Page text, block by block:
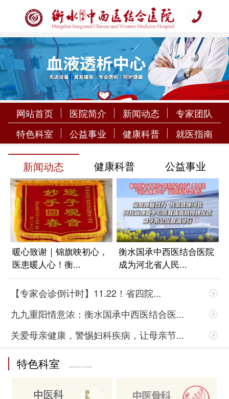
网站首页 医院简介 新闻动态
专家团队
特色科室
公益事业 健康科普 就医指南
新闻动态 健康科普 公益事业
暖心致谢｜锦旗映初心，
医患暖人心！衡...
衡水国承中西医结合医院
成为河北省人民...
【专家会诊倒计时】11.22！省四院...
九九重阳情意浓：衡水国承中西医结合医...
关爱母亲健康，警惕妇科疾病，让母亲节...
特色科室 CHARACTERISTIC DEPARTMENT